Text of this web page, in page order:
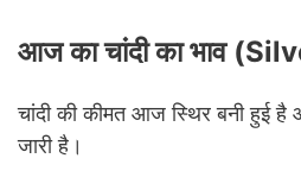
आज का चांदी का भाव
चांदी की कीमत आज स्थिर बनी हुई
जारी है।